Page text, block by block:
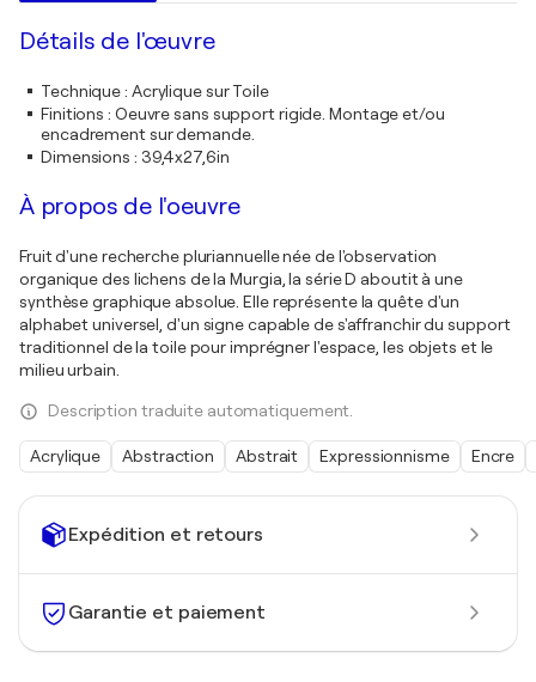
Expédition et retours
Garantie et paiement
Détails de l'œuvre
Technique: Acrylique sur Toile
Finitions : Oeuvre sans support rigide. Montage et/ou
encadrement sur demande.
Dimensions : 39,4x27,6in
À propos de l'oeuvre
Fruit d'une recherche pluriannuelle née de l'observation
organique des lichens de la Murgia, la série D aboutit à une
synthèse graphique absolue. Elle représente la quête d'un
alphabet universel, d'un signe capable de s'affranchir du support
traditionnel de la toile pour imprégner l'espace, les objets et le
milieu urbain.
Description traduite automatiquement.
Acrylique Abstraction Abstrait Expressionnisme Encre